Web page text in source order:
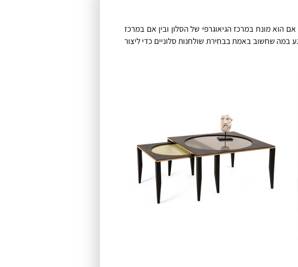
הוא מונח במרכז הגיאוגרפי של הסלון ובין אם במרכז
במה שחשוב באמת בבחירת שולחנות סלוניים כדי ליצור